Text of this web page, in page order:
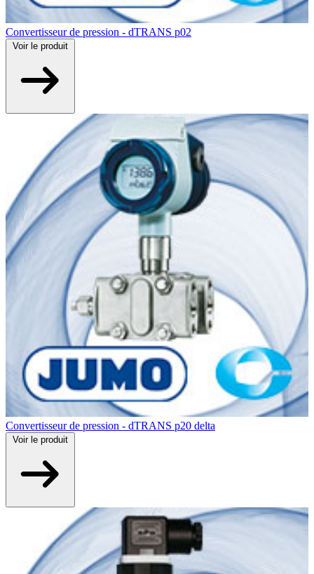
Convertisseur de pression - dTRANS p02
Voir le produit
Convertisseur de pression - dTRANS p20 delta
Voir le produit